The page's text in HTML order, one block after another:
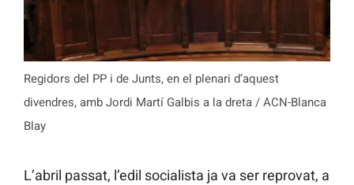
Regidors del PP i de Junts, en el plenari d’aquest
divendres, amb Jordi Martí Galbis a la dreta / ACN-Blanca
Blay
L’abril passat, l’edil socialista ja va ser reprovat, a